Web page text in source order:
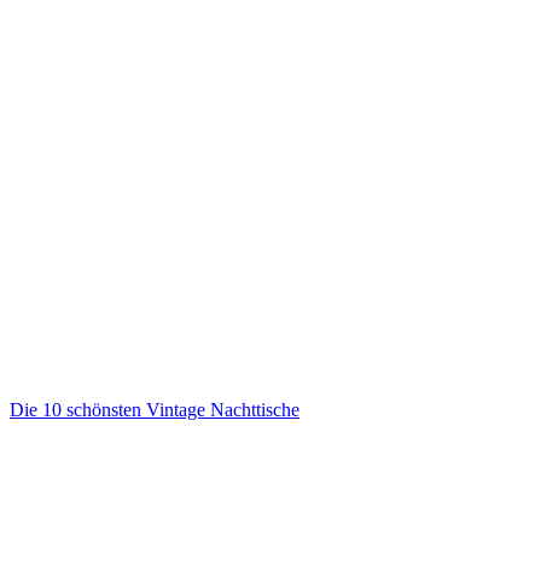
Die 10 schönsten Vintage Nachttische